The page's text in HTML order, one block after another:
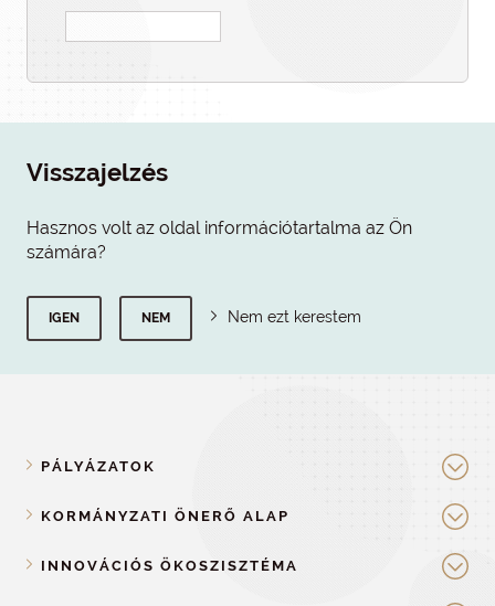
Visszajelzés
Hasznos volt az oldal információtartalma az Ön
számára?
IGEN NEM Nem ezt kerestem
PÁLYÁZATOK
KORMÁNYZATI ÖNERŐ ALAP
INNOVÁCIÓS ÖKOSZISZTÉMA